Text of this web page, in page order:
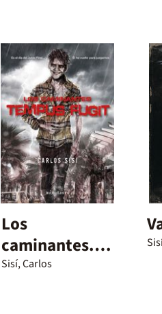
Los
caminantes.
Tempus fugit
Sisí, Carlos